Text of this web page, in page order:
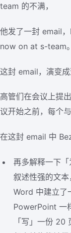
team 的不满，
他发了一封 email
now on at s-team。
这封 email，演变成
高管们在会议上提
议开始之前，每个
在这封 email 中
再多解释一下「
叙述性强的文
Word 中建立了
PowerPoint 一
「写」一份 20